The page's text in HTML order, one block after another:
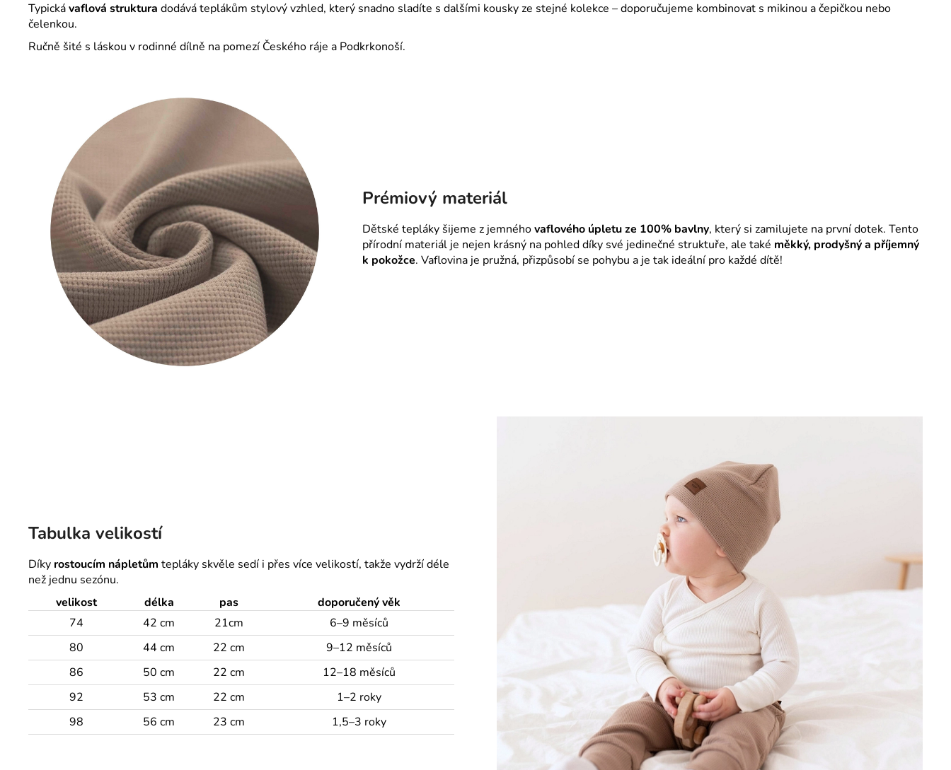
Typickávaflová struktura dodává teplákům stylový vzhled, který snadno sladíte s dalšími kousky ze stejné kolekce – doporučujeme kombinovat s mikinou a čepičkou nebo
čelenkou.
Ručně šité s láskou v rodinné dílně na pomezí Českého ráje a Podkrkonoší.
Prémiový materiál
Dětské tepláky šijeme z jemnéhovaflového úpletu ze 100% bavlny, který si zamilujete na první dotek. Tento
přírodní materiál je nejen krásný na pohled díky své jedinečné struktuře, ale také měkký, prodyšný a příjemný
k pokožce. Vaflovina je pružná, přizpůsobí se pohybu a je tak ideální pro každé dítě!
Tabulka velikostí
Díky rostoucím nápletům tepláky skvěle sedí i přes více velikostí, takže vydrží déle
než jednu sezónu.
velikost
délka pas
doporučený věk
74
42 cm 21cm
6–9 měsíců
80
44 cm 22 cm
9–12 měsíců
86
50 cm 22 cm
12–18 měsíců
92
53 cm 22 cm
1–2 roky
98
56 cm 23 cm 1,5–3 roky